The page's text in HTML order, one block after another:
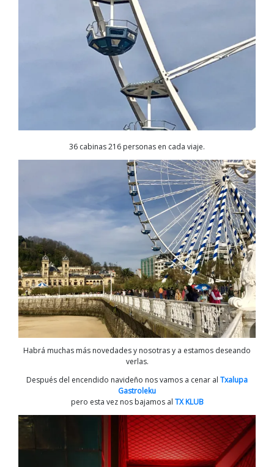
36 cabinas 216 personas en cada viaje.
Habrá muchas más novedades y nosotras y a estamos deseando
verlas.
Después del encendido navideño nos vamos a cenar al Txalupa
Gastroleku
pero esta vez nos bajamos al TX KLUB